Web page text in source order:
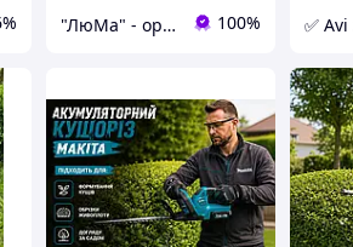
"ЛюМа" - оригинальные инструменты из Европы 100% ✅